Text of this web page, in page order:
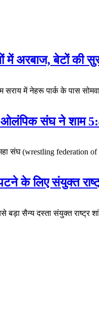
अरबाज, बेटों की
में नेहरू पार्क के पास
ओलंपिक संघ ने शाम
संघ (wrestling
के लिए संयुक्त
बड़ा सैन्य दस्ता संयुक्त राष्ट्र